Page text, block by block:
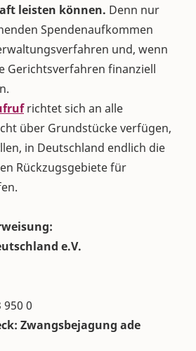
leisten können. Denn nur
Spendenaufkommen
und, wenn
Gerichtsverfahren finanziell
richtet sich an alle
über Grundstücke verfügen,
in Deutschland endlich die
Rückzugsgebiete für
e.V.
0
Zwangsbejagung ade